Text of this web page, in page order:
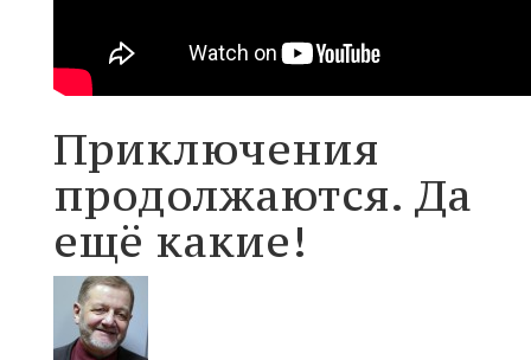
Приключения
продолжаются. Да
ещё какие!